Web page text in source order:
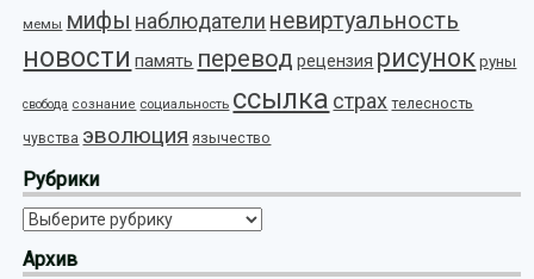
мемы мифы наблюдатели невиртуальность
новости память перевод рецензия рисунок руны
свобода сознание социальность ссылка страх телесность
чувства эволюция язычество
Рубрики
Рубрики
Архив